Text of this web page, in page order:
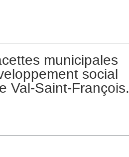
municipales
social
Val-Saint-François.